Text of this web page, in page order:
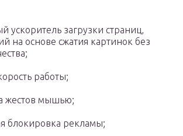
ускоритель загрузки страниц,
на основе сжатия картинок без
работы;
жестов мышью;
блокировка рекламы;